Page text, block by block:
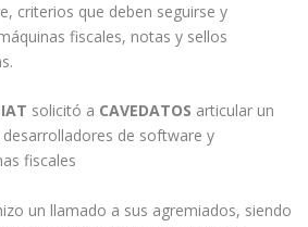
criterios que deben seguirse y
fiscales, notas y sellos
solicitó a CAVEDATOS articular un
de software y
fiscales
un llamado a sus agremiados, siendo